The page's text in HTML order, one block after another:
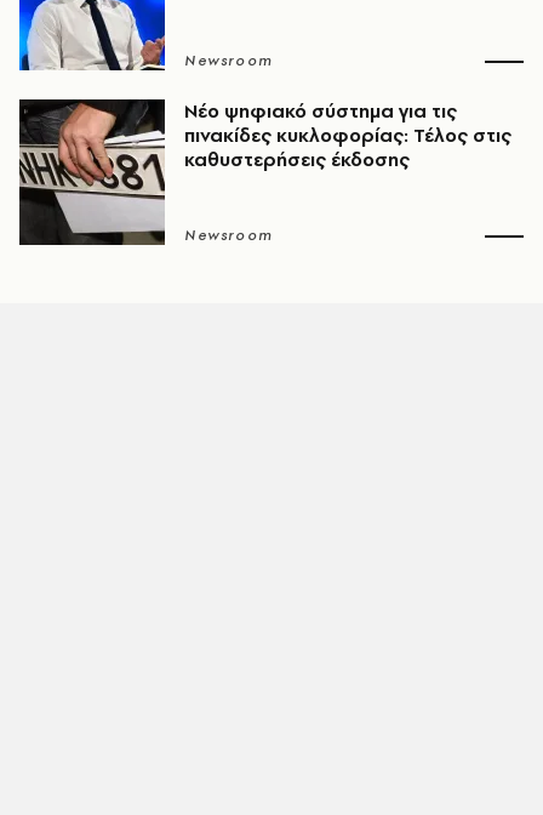
Newsroom
Νέο ψηφιακό σύστημα για τις
πινακίδες κυκλοφορίας: Τέλος στις
καθυστερήσεις έκδοσης
Newsroom